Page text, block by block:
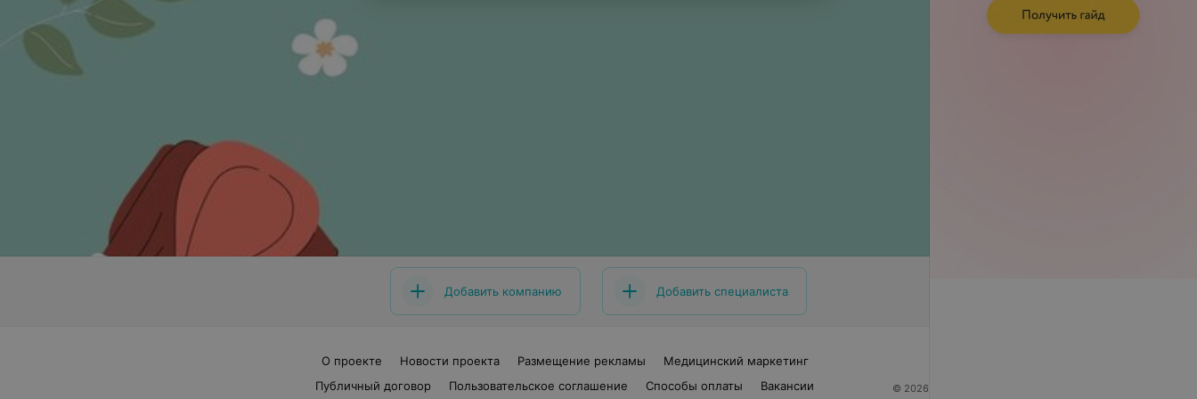
Добавить компанию Добавить специалиста
О проекте Новости проекта Размещение рекламы
Медицинский маркетинг
Публичный договор
Пользовательское соглашение Способы оплаты Вакансии © 2026 ООО «Артокс Лаб», УНП 191700409